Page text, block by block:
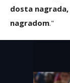
dosta
nagradom."